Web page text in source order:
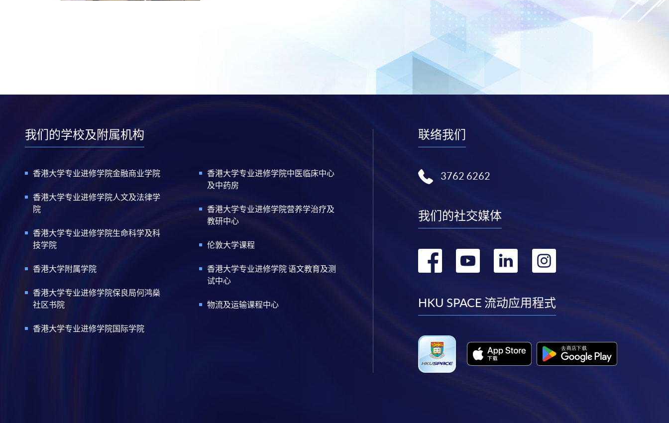
我们的学校及附属机构
香港大学专业进修学院金融商业学院
香港大学专业进修学院人文及法律学
院
香港大学专业进修学院生命科学及科
技学院
香港大学附属学院
香港大学专业进修学院保良局何鸿燊
社区书院
香港大学专业进修学院国际学院
香港大学专业进修学院中医临床中心
及中药房
香港大学专业进修学院营养学治疗及
教研中心
伦敦大学课程
香港大学专业进修学院 语文教育及测
试中心
物流及运输课程中心
联络我们
3762 6262
我们的社交媒体
转
facebook
转
youtube
转
linkedin
转
instagram
HKU SPACE 流动应用程式